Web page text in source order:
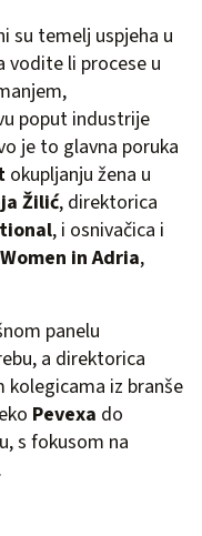
su temelj uspjeha u
vodite li procese u
poput industrije
je to glavna poruka
okupljanju žena u
Žilić, direktorica
, i osnivačica i
Women in Adria,
panelu
a direktorica
iz branše
Pevexa do
s fokusom na